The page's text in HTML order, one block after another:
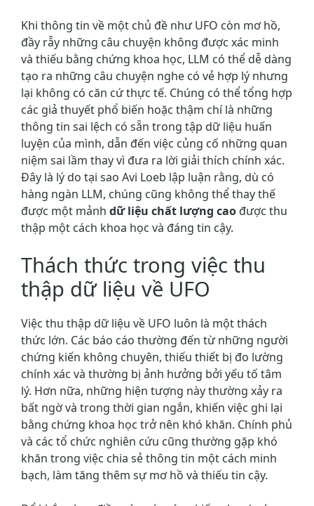
Khi thông tin về một chủ đề như UFO còn mơ hồ,
đầy rẫy những câu chuyện không được xác minh
và thiếu bằng chứng khoa học, LLM có thể dễ dàng
tạo ra những câu chuyện nghe có vẻ hợp lý nhưng
lại không có căn cứ thực tế. Chúng có thể tổng hợp
các giả thuyết phổ biến hoặc thậm chí là những
thông tin sai lệch có sẵn trong tập dữ liệu huấn
luyện của mình, dẫn đến việc củng cố những quan
niệm sai lầm thay vì đưa ra lời giải thích chính xác.
Đây là lý do tại sao Avi Loeb lập luận rằng, dù có
hàng ngàn LLM, chúng cũng không thể thay thế
được một mảnh dữ liệu chất lượng cao được thu
thập một cách khoa học và đáng tin cậy.
Thách thức trong việc thu
thập dữ liệu về UFO
Việc thu thập dữ liệu về UFO luôn là một thách
thức lớn. Các báo cáo thường đến từ những người
chứng kiến không chuyên, thiếu thiết bị đo lường
chính xác và thường bị ảnh hưởng bởi yếu tố tâm
lý. Hơn nữa, những hiện tượng này thường xảy ra
bất ngờ và trong thời gian ngắn, khiến việc ghi lại
bằng chứng khoa học trở nên khó khăn. Chính phủ
và các tổ chức nghiên cứu cũng thường gặp khó
khăn trong việc chia sẻ thông tin một cách minh
bạch, làm tăng thêm sự mơ hồ và thiếu tin cậy.